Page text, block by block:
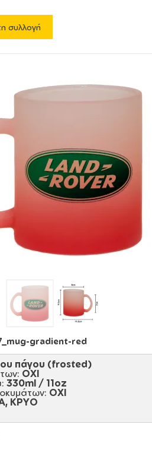
συλλογή
gradient-red
πάγου (frosted)
ΟΧΙ
330ml / 11oz
ΟΧΙ
ΚΡΥΟ